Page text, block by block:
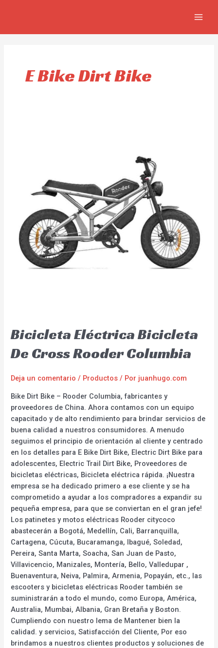
E Bike Dirt Bike
Bicicleta Eléctrica Bicicleta
De Cross Rooder Columbia
Deja un comentario / Productos / Por juanhugo.com
Bike Dirt Bike – Rooder Columbia, fabricantes y
proveedores de China. Ahora contamos con un equipo
capacitado y de alto rendimiento para brindar servicios de
buena calidad a nuestros consumidores. A menudo
seguimos el principio de orientación al cliente y centrado
en los detalles para E Bike Dirt Bike, Electric Dirt Bike para
adolescentes, Electric Trail Dirt Bike, Proveedores de
bicicletas eléctricas, Bicicleta eléctrica rápida. ¡Nuestra
empresa se ha dedicado primero a ese cliente y se ha
comprometido a ayudar a los compradores a expandir su
pequeña empresa, para que se conviertan en el gran jefe!
Los patinetes y motos eléctricas Rooder citycoco
abastecerán a Bogotá, Medellín, Cali, Barranquilla,
Cartagena, Cúcuta, Bucaramanga, Ibagué, Soledad,
Pereira, Santa Marta, Soacha, San Juan de Pasto,
Villavicencio, Manizales, Montería, Bello, Valledupar ,
Buenaventura, Neiva, Palmira, Armenia, Popayán, etc., las
escooters y bicicletas eléctricas Rooder también se
suministrarán a todo el mundo, como Europa, América,
Australia, Mumbai, Albania, Gran Bretaña y Boston.
Cumpliendo con nuestro lema de Mantener bien la
calidad. y servicios, Satisfacción del Cliente, Por eso
brindamos a nuestros clientes productos y soluciones de